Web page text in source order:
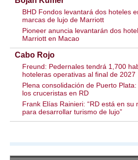
BHD Fondos levantará dos hoteles
marcas de lujo de Marriott
Pioneer anuncia levantarán dos
Marriott en Macao
Cabo Rojo
Freund: Pedernales tendrá 1,700
hoteleras operativas al final de 2027
Plena consolidación de Puerto
los cruceristas en RD
Frank Elías Rainieri: “RD está en su
para desarrollar turismo de lujo”